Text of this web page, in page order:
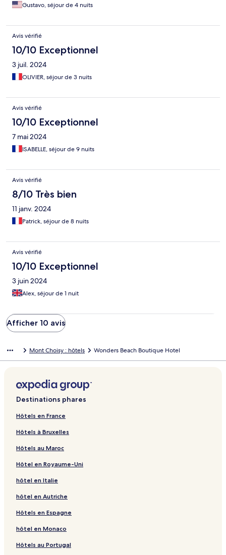
Gustavo, séjour de 4 nuits
Avis vérifié
10/10 Exceptionnel
3 juil. 2024
OLIVIER, séjour de 3 nuits
Avis vérifié
10/10 Exceptionnel
7 mai 2024
ISABELLE, séjour de 9 nuits
Avis vérifié
8/10 Très bien
11 janv. 2024
Patrick, séjour de 8 nuits
Avis vérifié
10/10 Exceptionnel
3 juin 2024
Alex, séjour de 1 nuit
Afficher 10 avis
Mont Choisy : hôtels Wonders Beach Boutique Hotel
Destinations phares
Hôtels en France
Hôtels à Bruxelles
Hôtels au Maroc
Hôtel en Royaume-Uni
hôtel en Italie
hôtel en Autriche
Hôtels en Espagne
hôtel en Monaco
Hôtels au Portugal